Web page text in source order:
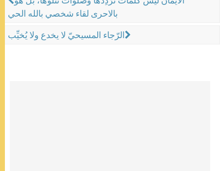
بالاحرى لقاء شخصي بالله الحي
الرّجاء المسيحيّ لا يخدع ولا يُخيِّب